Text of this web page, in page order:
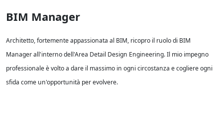
BIM Manager
Architetto, fortemente appassionata al BIM, ricopro il ruolo di BIM
Manager all'interno dell'Area Detail Design Engineering. Il mio impegno
professionale è volto a dare il massimo in ogni circostanza e cogliere ogni
sfida come un'opportunità per evolvere.